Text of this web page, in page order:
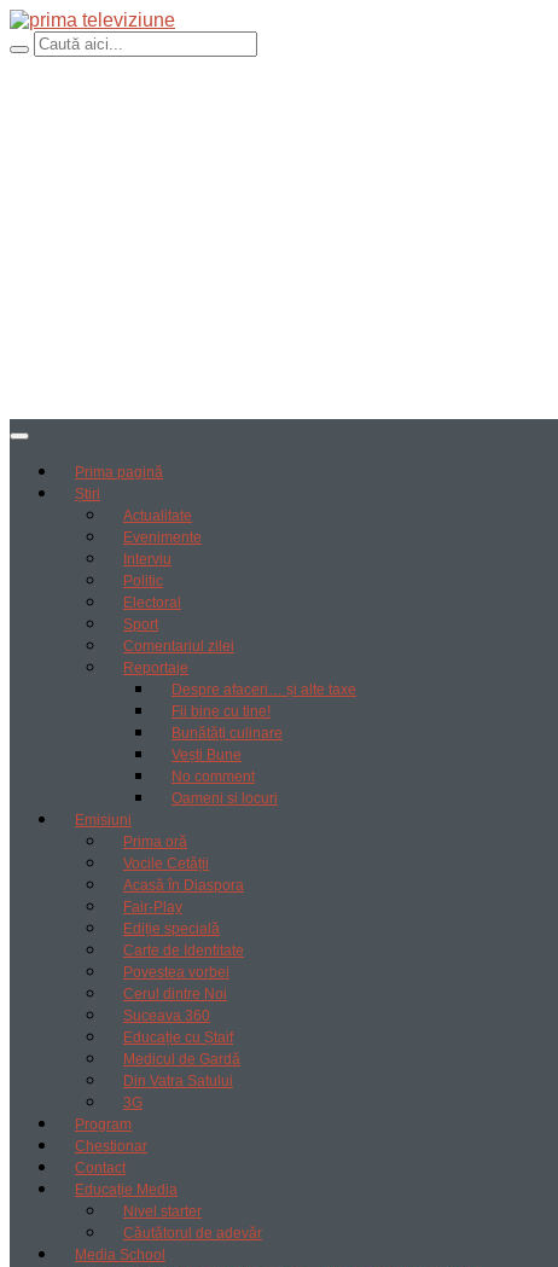
Prima pagină
Știri
Actualitate
Evenimente
Interviu
Politic
Electoral
Sport
Comentariul zilei
Reportaje
Despre afaceri… și alte taxe
Fii bine cu tine!
Bunătăți culinare
Vești Bune
No comment
Oameni si locuri
Emisiuni
Prima oră
Vocile Cetății
Acasă în Diaspora
Fair-Play
Ediție specială
Carte de Identitate
Povestea vorbei
Cerul dintre Noi
Suceava 360
Educație cu Ștaif
Medicul de Gardă
Din Vatra Satului
3G
Program
Chestionar
Contact
Educație Media
Nivel starter
Căutătorul de adevăr
Media School